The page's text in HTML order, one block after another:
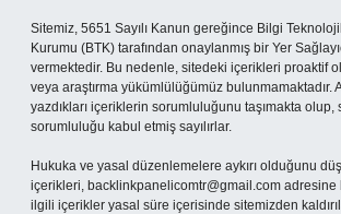
Sitemiz, 5651 Sayılı Kanun gereğince Bilgi
Kurumu (BTK) tarafından onaylanmış bir Yer
vermektedir. Bu nedenle, sitedeki içerikleri proaktif
veya araştırma yükümlülüğümüz bulunmamaktadır.
yazdıkları içeriklerin sorumluluğunu taşımakta
sorumluluğu kabul etmiş sayılırlar.
Hukuka ve yasal düzenlemelere aykırı olduğunu
içerikleri, backlinkpanelicomtr@gmail.com adresine
ilgili içerikler yasal süre içerisinde sitemizden